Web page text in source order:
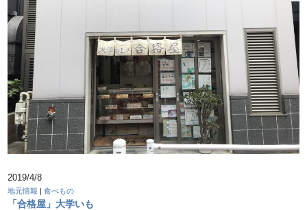
2019/4/8
地元情報 |食べもの
「合格屋」大学いも